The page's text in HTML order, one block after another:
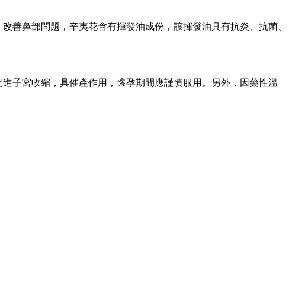
善鼻部問題，辛夷花含有揮發油成份，該揮發油具有抗炎、抗菌、
子宮收縮，具催產作用，懷孕期間應謹慎服用。另外，因藥性溫